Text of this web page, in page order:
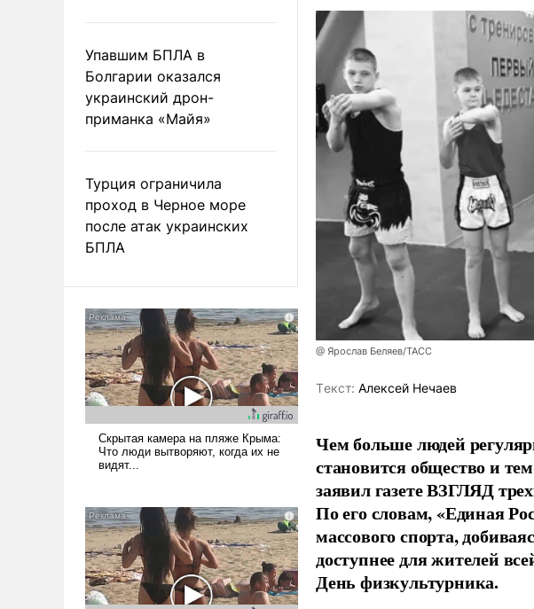
Упавшим БПЛА в
Болгарии оказался
украинский дрон-
приманка «Майя»
Турция ограничила
проход в Черное море
после атак украинских
БПЛА
@ Ярослав Беляев/ТАСС
Tекст: Алексей Нечаев
Чем больше людей
становится общество и
заявил газете ВЗГЛЯД
По его словам, «Единая
массового спорта,
доступнее для жителей
День физкультурника.